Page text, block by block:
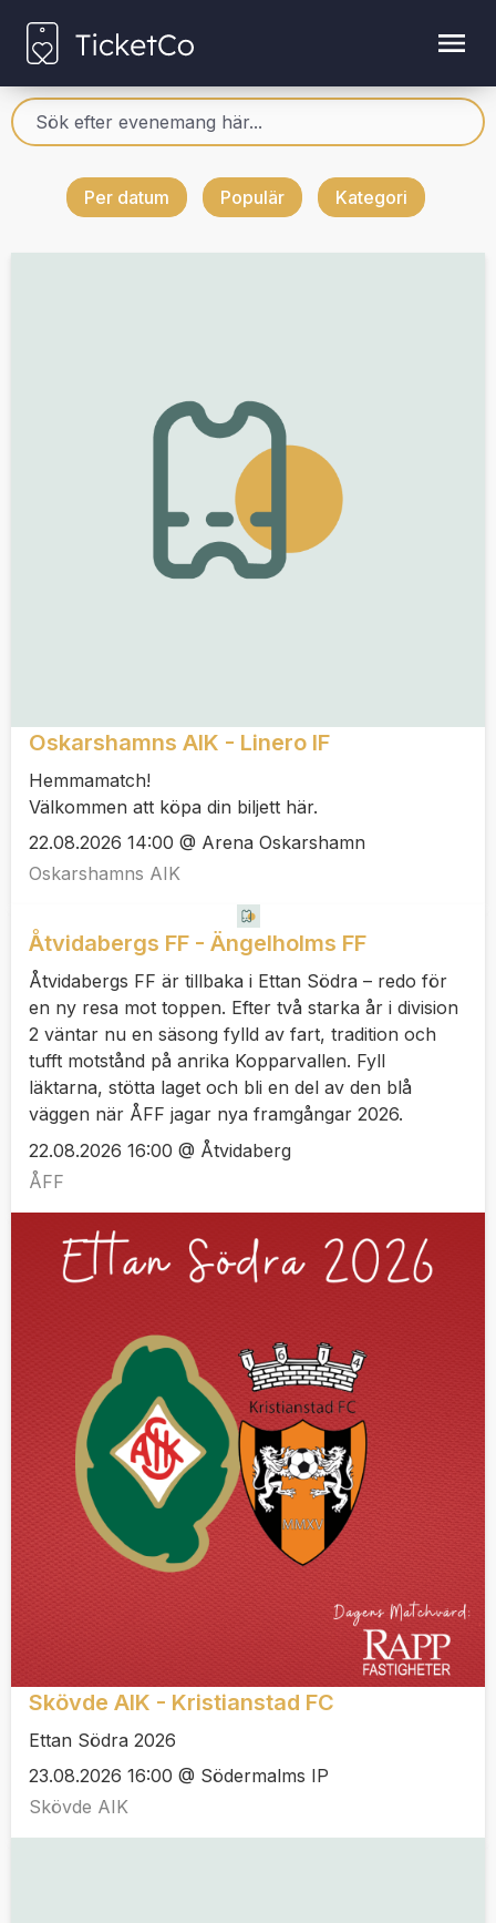
Per datum Populär Kategori
Oskarshamns AIK - Linero IF
Hemmamatch!
Välkommen att köpa din biljett här.
22.08.2026 14:00 @ Arena Oskarshamn
Oskarshamns AIK
Åtvidabergs FF - Ängelholms FF
Åtvidabergs FF är tillbaka i Ettan Södra – redo för
en ny resa mot toppen. Efter två starka år i division
2 väntar nu en säsong fylld av fart, tradition och
tufft motstånd på anrika Kopparvallen. Fyll
läktarna, stötta laget och bli en del av den blå
väggen när ÅFF jagar nya framgångar 2026.
22.08.2026 16:00 @ Åtvidaberg
ÅFF
Skövde AIK - Kristianstad FC
Ettan Södra 2026
23.08.2026 16:00 @ Södermalms IP
Skövde AIK